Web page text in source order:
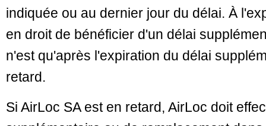
indiquée ou au dernier jour du délai. À
en droit de bénéficier d'un délai
n'est qu'après l'expiration du délai
retard.
Si AirLoc SA est en retard, AirLoc doit